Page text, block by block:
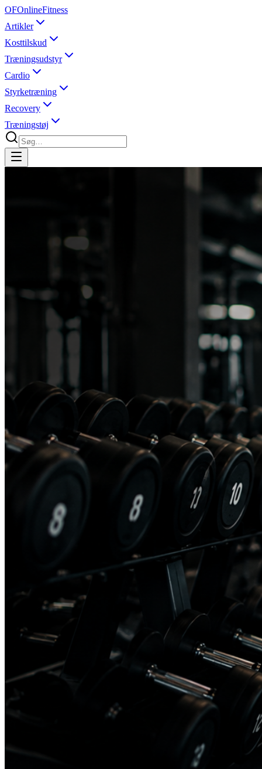
OFOnlineFitness
Artikler
Kosttilskud
Træningsudstyr
Cardio
Styrketræning
Recovery
Træningstøj